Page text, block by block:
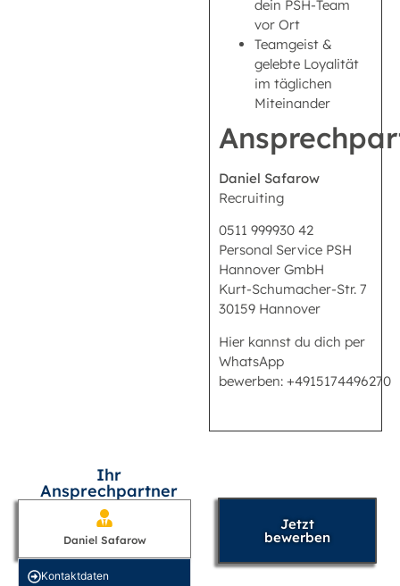
dein PSH-Team
vor Ort
Teamgeist &
gelebte Loyalität
im täglichen
Miteinander
Daniel Safarow
Recruiting
0511 999930 42
Personal Service PSH
Hannover GmbH
Kurt-Schumacher-Str. 7
30159 Hannover
Hier kannst du dich per
WhatsApp
bewerben: +4915174496270
Ihr
Ansprechpartner
Daniel Safarow
Kontakt­daten
Jetzt
bewerben